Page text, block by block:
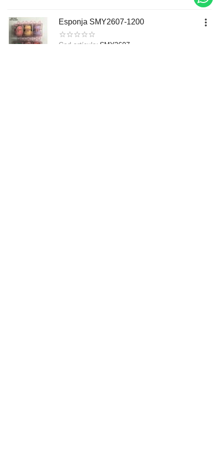
Esponja SMY2607-1200
Cod.artículo: SMY2607